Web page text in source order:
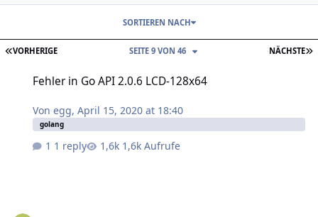
ERSTE SEITE
VORHERIGE NÄCHSTE
SEITE 9 VON 46
SORTIEREN NACH
Fehler in Go API 2.0.6 LCD-128x64
Vonegg,April 15, 2020 at 18:40
golang
1 reply 1,6k Aufrufe